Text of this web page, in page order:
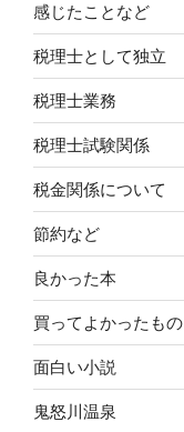
感じたことなど
税理士として独立
税理士業務
税理士試験関係
税金関係について
節約など
良かった本
買ってよかったもの
面白い小説
鬼怒川温泉